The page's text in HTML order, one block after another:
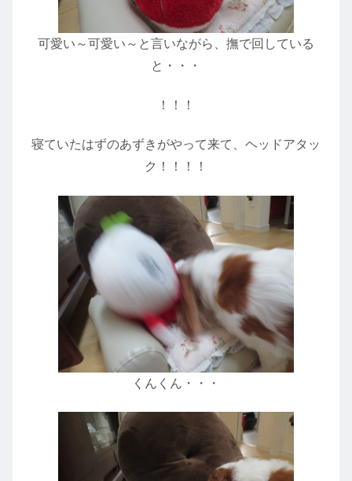
可愛い～可愛い～と言いながら、撫で回している
と・・・
！！！
寝ていたはずのあずきがやって来て、ヘッドアタッ
ク！！！！
くんくん・・・